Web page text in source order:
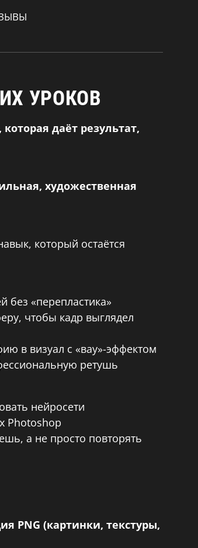
УРОКОВ
даёт результат,
художественная
который остаётся
без «перепластика»
чтобы кадр выглядел
в визуал с «вау»-эффектом
ретушь
нейросети
Photoshop
а не просто повторять
PNG (картинки, текстуры,